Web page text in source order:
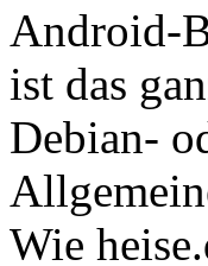
Android-
ist das
Debian-
Wie